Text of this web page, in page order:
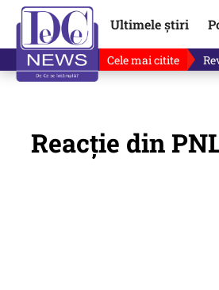
Ultimele știri
Cele mai citite
Reacție din